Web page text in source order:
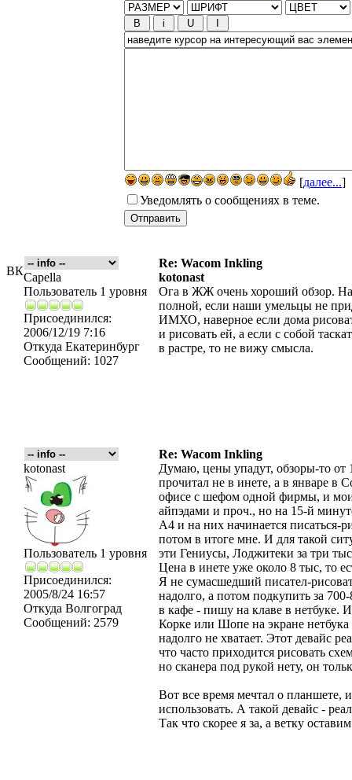
ВК
Re: Wacom Inkling
Capella
Пользователь 1 уровня
Присоединился:
2006/12/19 7:16
Откуда Екатеринбург
Сообщений: 1027
kotonast
Ога в ЖЖ очень хороший обзор.
полной, если наши умельцы не
ИМХО, наверное если дома
и рисовать ей, а если с собой
в растре, то не вижу смысла.
Re: Wacom Inkling
kotonast
Пользователь 1 уровня
Присоединился:
2005/8/24 16:57
Откуда Волгоград
Сообщений: 2579
Думаю, цены упадут, обзоры-то от
прочитал не в инете, а в январе в
офисе с шефом одной фирмы, и
айпэдами и проч., но на 15-й
А4 и на них начинается писаться-
потом в итоге мне. И для такой
эти Гениусы, Лоджитеки за три
Цена в инете уже около 8 тыс, то
Я не сумасшедший писател-
надолго, а потом подкупить за
в кафе - пишу на клаве в нетбуке.
Корке или Шопе на экране
надолго не хватает. Этот девайс
что часто приходится рисовать
но сканера под рукой нету, он
Вот все время мечтал о планшете,
использовать. А такой девайс -
Так что скорее я за, а ветку
[далее...]
Уведомлять о сообщениях в теме.